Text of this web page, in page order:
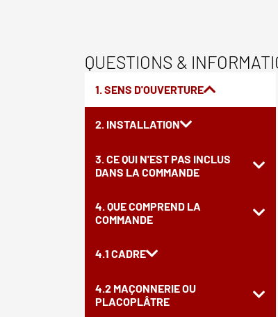
QUESTIONS &
1. SENS D'OUVERTURE
2. INSTALLATION
3. CE QUI N'EST PAS INCLUS
DANS LA COMMANDE
4. QUE COMPREND LA
COMMANDE
4.1 CADRE
4.2 MAÇONNERIE OU
PLACOPLÂTRE